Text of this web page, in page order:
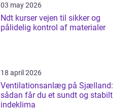
03 may 2026
Ndt kurser vejen til sikker og
pålidelig kontrol af materialer
18 april 2026
Ventilationsanlæg på Sjælland:
sådan får du et sundt og stabilt
indeklima